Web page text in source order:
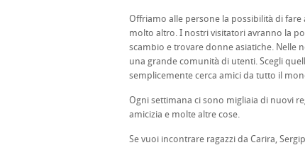
Offriamo alle persone la possibilità di
molto altro. I nostri visitatori avranno la
scambio e trovare donne asiatiche. Nelle
una grande comunità di utenti. Scegli
semplicemente cerca amici da tutto il
Ogni settimana ci sono migliaia di nuovi
amicizia e molte altre cose.
Se vuoi incontrare ragazzi da Carira,